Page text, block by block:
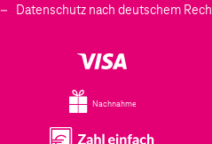
Datenschutz nach deutschem
Nachnahme